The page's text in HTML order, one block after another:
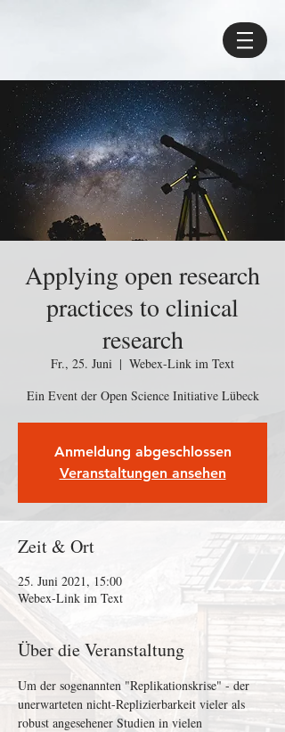
Applying open research
practices to clinical
research
Fr., 25. Juni
  |
Webex-Link im Text
Ein Event der Open Science Initiative Lübeck
Anmeldung abgeschlossen
Veranstaltungen ansehen
Zeit & Ort
25. Juni 2021, 15:00
Webex-Link im Text
Über die Veranstaltung
Um der sogenannten "Replikationskrise" - der
unerwarteten nicht-Replizierbarkeit vieler als
robust angesehener Studien in vielen